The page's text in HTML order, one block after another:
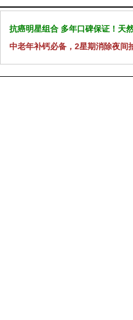
抗癌明星组合 多年口碑保证！天
中老年补钙必备，2星期消除夜间